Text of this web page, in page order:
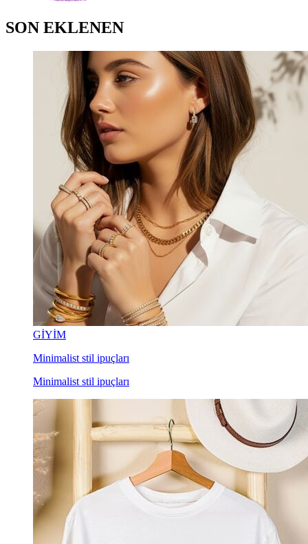
SON EKLENEN
GİYİM
Minimalist stil ipuçları
Minimalist stil ipuçları